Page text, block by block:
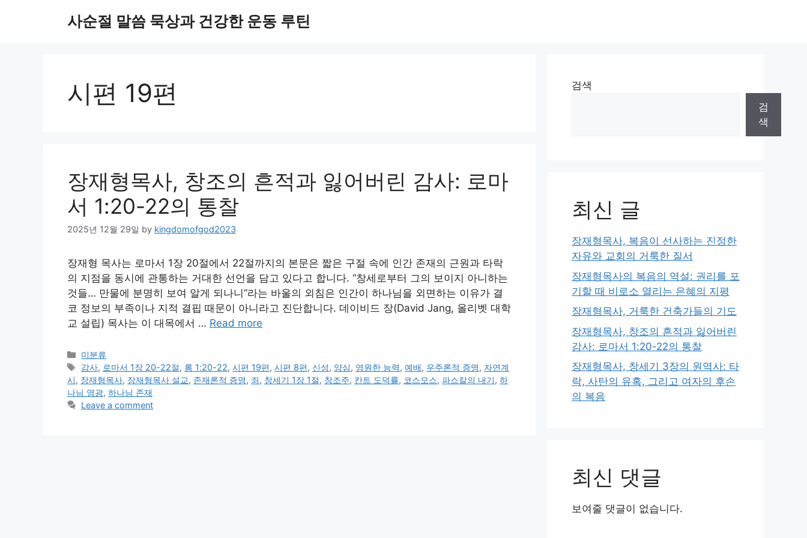
사순절 말씀 묵상과 건강한 운동 루틴
시편 19편
장재형목사, 창조의 흔적과 잃어버린 감사: 로마
서 1:20-22의 통찰
2025년 12월 29일 by kingdomofgod2023
장재형 목사는 로마서 1장 20절에서 22절까지의 본문은 짧은 구절 속에 인간 존재의 근원과 타락
의 지점을 동시에 관통하는 거대한 선언을 담고 있다고 합니다. “창세로부터 그의 보이지 아니하는
것들… 만물에 분명히 보여 알게 되나니”라는 바울의 외침은 인간이 하나님을 외면하는 이유가 결
코 정보의 부족이나 지적 결핍 때문이 아니라고 진단합니다. 데이비드 장(David Jang, 올리벳 대학
교 설립) 목사는 이 대목에서 … Read more
Categories
미분류
Tags
감사, 로마서 1장 20-22절, 롬 1:20-22,시편 19편,시편 8편, 신성, 양심, 영원한 능력,예배, 우주론적 증명, 자연계
시, 장재형목사, 장재형목사 설교, 존재론적 증명, 죄, 창세기 1장 1절, 창조주, 칸트 도덕률, 코스모스, 파스칼의 내기, 하
나님 영광, 하나님 존재
Leave a comment
검색
검
색
최신 글
장재형목사, 복음이 선사하는 진정한
자유와 교회의 거룩한 질서
장재형목사의 복음의 역설: 권리를 포
기할 때 비로소 열리는 은혜의 지평
장재형목사, 거룩한 건축가들의 기도
장재형목사, 창조의 흔적과 잃어버린
감사: 로마서 1:20-22의 통찰
장재형목사, 창세기 3장의 원역사: 타
락, 사탄의 유혹, 그리고 여자의 후손
의 복음
최신 댓글
보여줄 댓글이 없습니다.